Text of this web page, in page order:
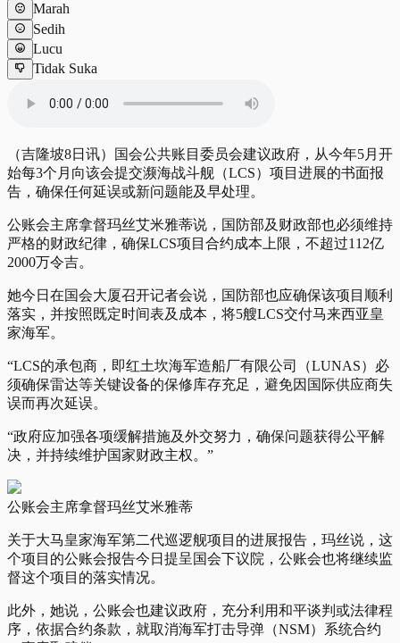
Marah
Sedih
Lucu
Tidak Suka
（吉隆坡8日讯）国会公共账目委员会建议政府，从今年5月开
始每3个月向该会提交濒海战斗舰（LCS）项目进展的书面报
告，确保任何延误或新问题能及早处理。
公账会主席拿督玛丝艾米雅蒂说，国防部及财政部也必须维持
严格的财政纪律，确保LCS项目合约成本上限，不超过112亿
2000万令吉。
她今日在国会大厦召开记者会说，国防部也应确保该项目顺利
落实，并按照既定时间表及成本，将5艘LCS交付马来西亚皇
家海军。
“LCS的承包商，即红土坎海军造船厂有限公司（LUNAS）必
须确保雷达等关键设备的保修库存充足，避免因国际供应商失
误而再次延误。
“政府应加强各项缓解措施及外交努力，确保问题获得公平解
决，并持续维护国家财政主权。”
公账会主席拿督玛丝艾米雅蒂
关于大马皇家海军第二代巡逻舰项目的进展报告，玛丝说，这
个项目的公账会报告今日提呈国会下议院，公账会也将继续监
督这个项目的落实情况。
此外，她说，公账会也建议政府，充分利用和平谈判或法律程
序，依据合约条款，就取消海军打击导弹（NSM）系统合约